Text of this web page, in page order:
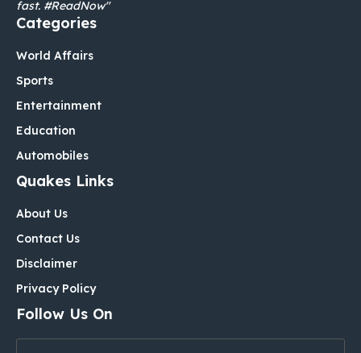
fast. #ReadNow"
Categories
World Affairs
Sports
Entertainment
Education
Automobiles
Quakes Links
About Us
Contact Us
Disclaimer
Privacy Policy
Follow Us On